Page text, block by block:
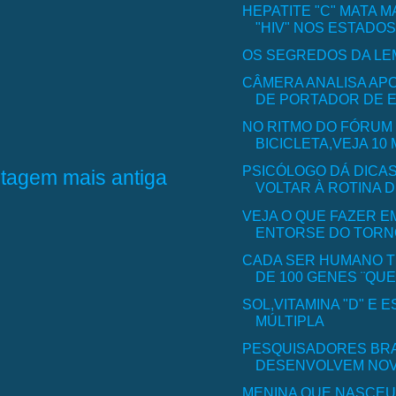
mais antiga
HEPATITE "C" MATA
"HIV" NOS
OS SEGREDOS DA
CÂMERA ANALISA
DE PORTADOR DE
NO RITMO DO
BICICLETA,VEJA 10
PSICÓLOGO DÁ
VOLTAR À ROTINA
VEJA O QUE FAZER
ENTORSE DO
CADA SER HUMANO
DE 100 GENES
SOL,VITAMINA "D" E
MÚLTIPLA
PESQUISADORES
DESENVOLVEM
MENINA QUE